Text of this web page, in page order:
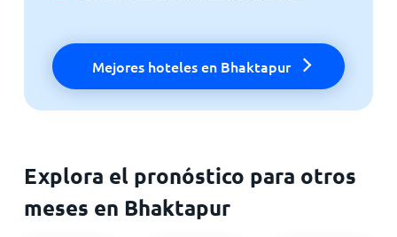
Mejores hoteles en Bhaktapur
Explora el pronóstico para otros
meses en Bhaktapur